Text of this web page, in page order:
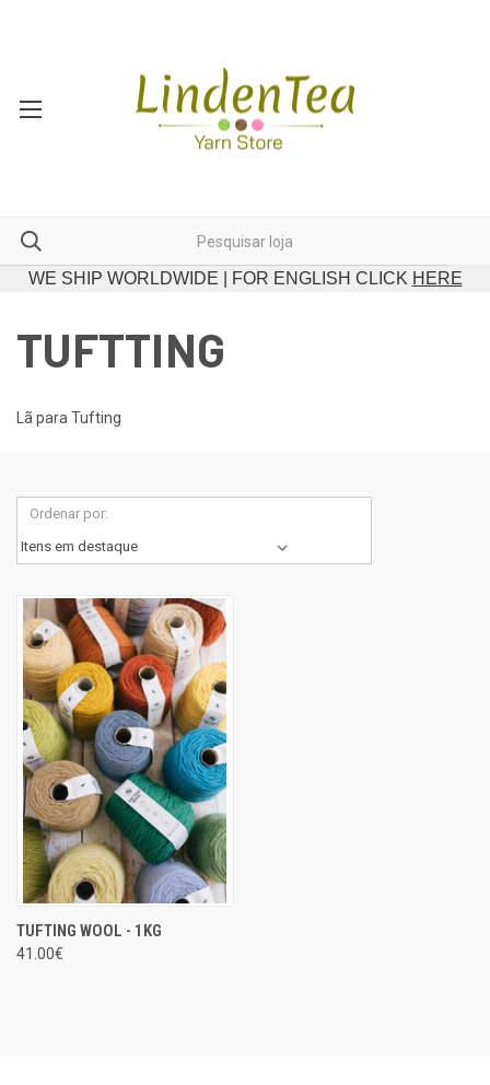
WE SHIP WORLDWIDE | FOR ENGLISH CLICK HERE
TUFTTING
Lã para Tufting
Ordenar por:
TUFTING WOOL - 1KG
41.00€